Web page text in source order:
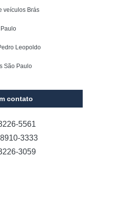
de Veículos
Minas Gerais
Gestão de Frota
Automóvel
Logística
Estoque Veículos
veículos Brás
Leopoldo
São Paulo
contato
5561
3333
3059